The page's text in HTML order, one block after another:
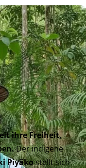
ihre Freiheit,
Der indigene
Piyãkostellt sich